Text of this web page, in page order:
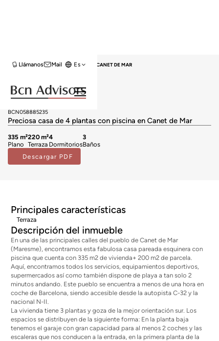
Mail
Llámanos Es
HOME VENTA CASAS MARESME CANET DE MAR
Descargar PDF
Casas en venta en Canet de Mar
BCN058885235
Preciosa casa de 4 plantas con piscina en Canet de Mar
335 m²
Plano
220 m²
Terraza
4
Dormitorios
3
Baños
Principales características
Terraza
Descripción del inmueble
En una de las principales calles del pueblo de Canet de Mar
(Maresme), encontramos esta fabulosa casa pareada esquinera con
piscina que cuenta con 335 m2 de vivienda+ 200 m2 de parcela.
Aquí, encontramos todos los servicios, equipamientos deportivos,
supermercados así como también dispone de playa a tan solo 2
minutos andando. Este pueblo se encuentra a menos de una hora en
coche de Barcelona, siendo accesible desde la autopista C-32 y la
nacional N-II.
La vivienda tiene 3 plantas y goza de la mejor orientación sur. Los
espacios se distribuyen de la siguiente forma: En la planta baja
tenemos el garaje con gran capacidad para al menos 2 coches y las
escaleras que nos conducen a la entrada, en la primera planta de la